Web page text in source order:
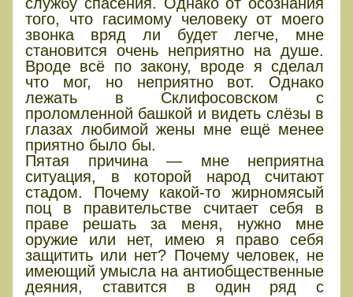
того, что гасимому человеку от моего
звонка вряд ли будет легче, мне
становится очень неприятно на душе.
Вроде всё по закону, вроде я сделал
что мог, но неприятно вот. Однако
лежать в Склифосовском с
проломленной башкой и видеть слёзы в
глазах любимой жены мне ещё менее
приятно было бы.
Пятая причина — мне неприятна
ситуация, в которой народ считают
стадом. Почему какой-то жирномясый
поц в правительстве считает себя в
праве решать за меня, нужно мне
оружие или нет, имею я право себя
защитить или нет? Почему человек, не
имеющий умысла на антиобщественные
деяния, ставится в один ряд с